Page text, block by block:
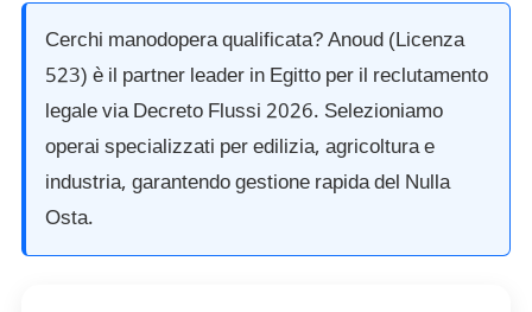
Cerchi manodopera qualificata? Anoud (Licenza
523) è il partner leader in Egitto per il reclutamento
legale via Decreto Flussi2026.Selezioniamo
operai specializzati per edilizia, agricoltura e
industria, garantendo gestione rapida del Nulla
Osta.